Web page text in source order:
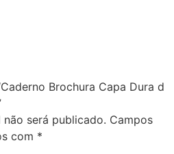
Brochura Capa Dura d
será publicado. Campos
com *